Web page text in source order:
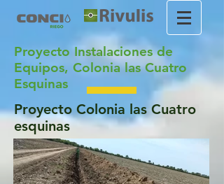
Proyecto Instalaciones de
Equipos, Colonia las Cuatro
Esquinas
Proyecto Colonia las Cuatro
esquinas